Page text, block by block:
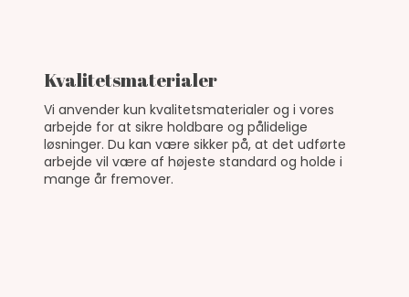
Kvalitetsmaterialer
Vi anvender kun kvalitetsmaterialer og i vores
arbejde for at sikre holdbare og pålidelige
løsninger. Du kan være sikker på, at det udførte
arbejde vil være af højeste standard og holde i
mange år fremover.